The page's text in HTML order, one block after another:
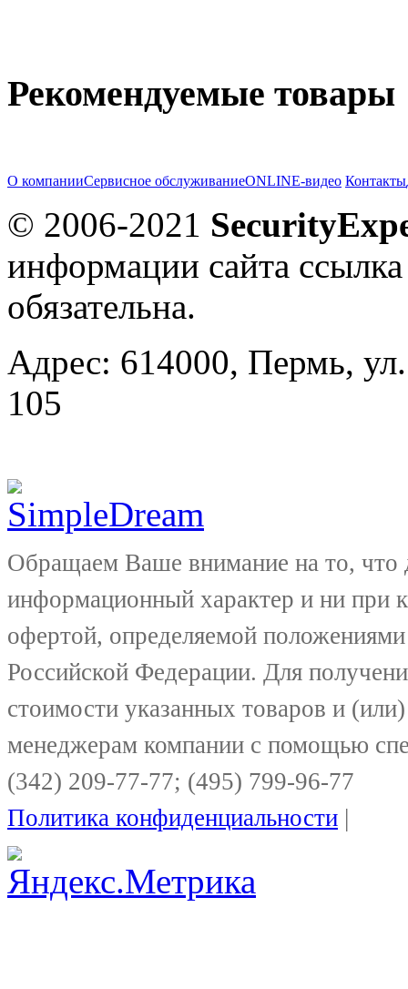
Рекомендуемые товары
О компанииСервисное обслуживаниеONLINE-видео Контакты
© 2006-2021
информации сайта
обязательна.
Адрес: 614000, Пермь,
105
Обращаем Ваше внимание на то, что
информационный характер и ни при
офертой, определяемой
Российской Федерации. Для
стоимости указанных товаров и
менеджерам компании с помощью
(342) 209-77-77; (495) 799-96-77
Политика конфиденциальности |